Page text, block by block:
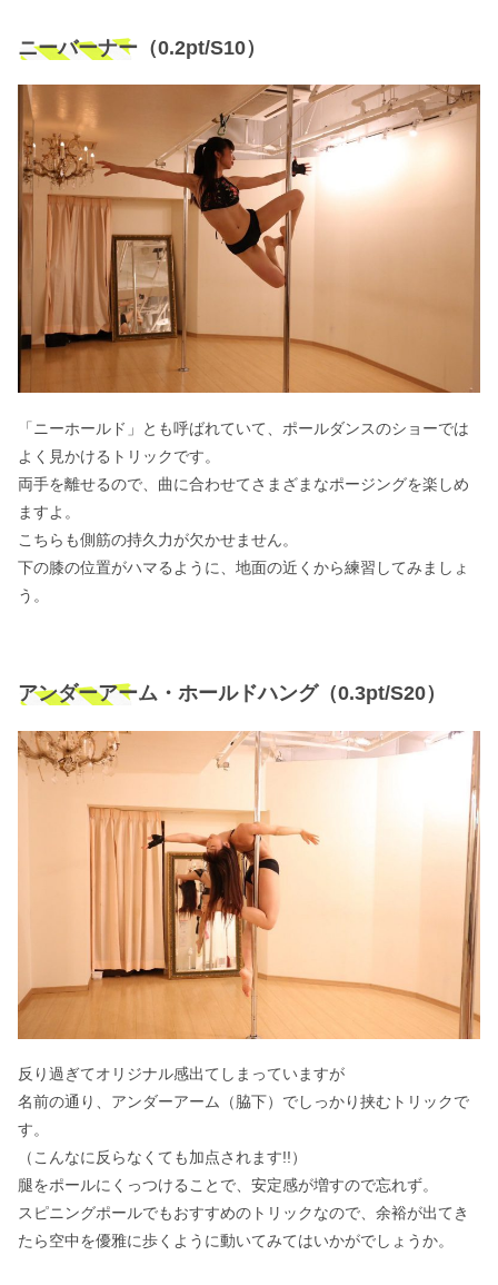
ニーバーナー（0.2pt/S10）
「ニーホールド」とも呼ばれていて、ポールダンスのショーでは
よく見かけるトリックです。
両手を離せるので、曲に合わせてさまざまなポージングを楽しめ
ますよ。
こちらも側筋の持久力が欠かせません。
下の膝の位置がハマるように、地面の近くから練習してみましょ
う。
アンダーアーム・ホールドハング（0.3pt/S20）
反り過ぎてオリジナル感出てしまっていますが
名前の通り、アンダーアーム（脇下）でしっかり挟むトリックで
す。
（こんなに反らなくても加点されます!!）
腿をポールにくっつけることで、安定感が増すので忘れず。
スピニングポールでもおすすめのトリックなので、余裕が出てき
たら空中を優雅に歩くように動いてみてはいかがでしょうか。